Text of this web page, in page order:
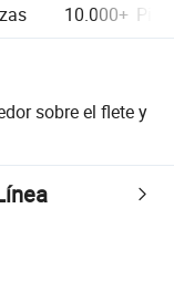
10.000+
sobre el flete y
soportada por la